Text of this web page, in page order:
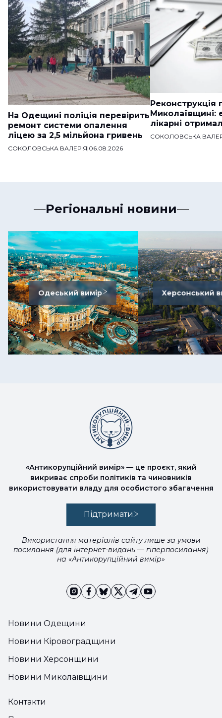
На Одещині поліція перевірить
ремонт системи опалення
ліцею за 2,5 мільйона гривень
СОКОЛОВСЬКА ВАЛЕРІЯ|06.08.2026
Реконструкція
Миколаївщині:
лікарні
СОКОЛОВСЬКА
Регіональні новини
Одеський вимір Херсонський
Новини Одещини
Новини Кіровоградщини
Новини Херсонщини
Новини Миколаївщини
«Антикорупційний вимір» — це проєкт, який
викриває спроби політиків та чиновників
використовувати владу для особистого збагачення
Підтримати
Використання матеріалів сайту лише за умови
посилання (для інтернет-видань — гіперпосилання)
на «Антикорупційний вимір»
Контакти